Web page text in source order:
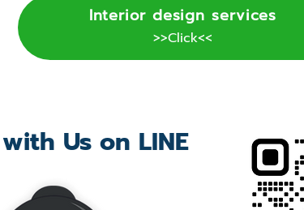
Interior design services
>>Click<<
Us on LINE